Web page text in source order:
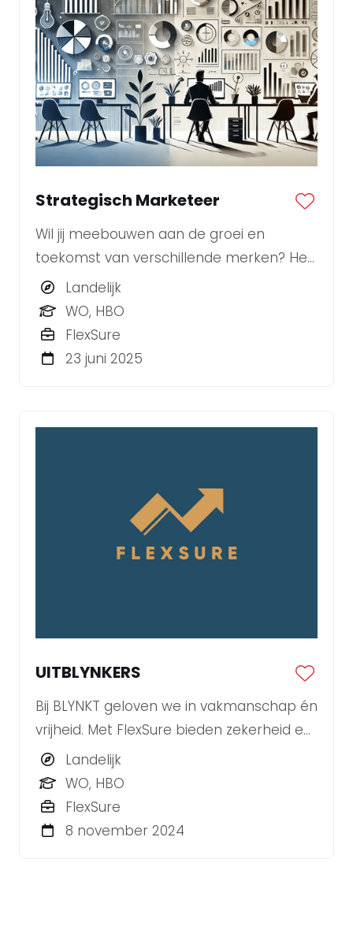
Strategisch Marketeer
Wil jij meebouwen aan de groei en
toekomst van verschillende merken? Heb
je een scherpe blik op trends en
marktontwikkelingen en weet je strategie
om te zetten in impactvolle campagnes?
Dan zoeken wij jou als onze nieuwe
Landelijk
WO, HBO
FlexSure
23 juni 2025
UITBLYNKERS
Bij BLYNKT geloven we in vakmanschap én
vrijheid. Met FlexSure bieden zekerheid en
flexibiliteit, zodat jij met vertrouwen kunt
werken aan projecten die écht bij jou
passen.
Landelijk
WO, HBO
FlexSure
8 november 2024